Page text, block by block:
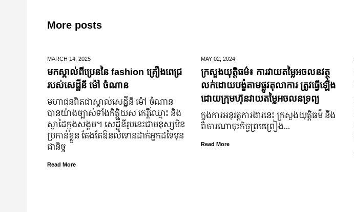
More posts
MARCH 14, 2025
មកស្គាល់ពីប្រេននៃ​ fashion គ្រឿងពេជ្រ
របស់សេដ្ឋីនី ម៉ៅ ចំណាន
មហាជន​ពិតជា​ស្គាល់​សេដ្ឋី​នី ម៉ៅ ចំណាន
បាន​យ៉ាង​ច្បាស់​ទាំង​កិត្តិយស កេរ្តិ៍ឈ្មោះ និង​
ស្នាដៃ​ក្នុង​សង្គម។ សេដ្ឋី​នី​រូប​នេះ​ជា​មនុស្ស​មិន​
ប្រកាន់​ខ្លួន តែងតែ​ឱនលំទោន​ដាក់​អ្នក​ដទៃ​មុន​
ជានិច្ច
Read More
MAY 02, 2024
ក្រសួងយុត្តិធម៌៖ ការវាយតម្លៃអចលនវត្ថុ
លក់ដោយបង្ខំតាមផ្លូវតុលាការ ត្រូវធ្វើឡើង
ដោយក្រុមហ៊ុនវាយតម្លៃអចលនទ្រព្យ
ក្នុងការអនុវត្តការងារនេះ ក្រសួងយុត្តិធម៌ នឹង
ពិចារណាចុះកិច្ចព្រមព្រៀង...
Read More